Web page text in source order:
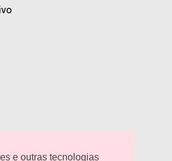
e outras tecnologias